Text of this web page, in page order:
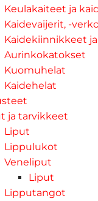
Keulakaiteet ja
Kaidevaijerit, -
Kaidekiinnikkeet
Aurinkokatokset
Kuomuhelat
Kaidehelat
ja tarvikkeet
Liput
Lippulukot
Veneliput
Liput
Lipputangot